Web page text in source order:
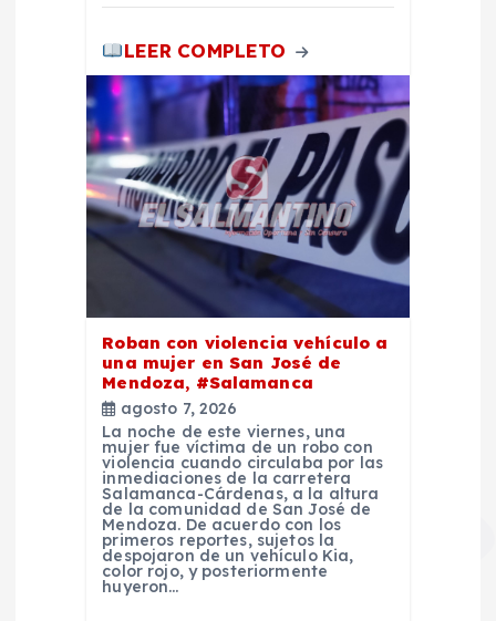
LEER COMPLETO
Roban con violencia vehículo a
una mujer en San José de
Mendoza, #Salamanca
agosto 7, 2026
La noche de este viernes, una
mujer fue víctima de un robo con
violencia cuando circulaba por las
inmediaciones de la carretera
Salamanca-Cárdenas, a la altura
de la comunidad de San José de
Mendoza. De acuerdo con los
primeros reportes, sujetos la
despojaron de un vehículo Kia,
color rojo, y posteriormente
huyeron…